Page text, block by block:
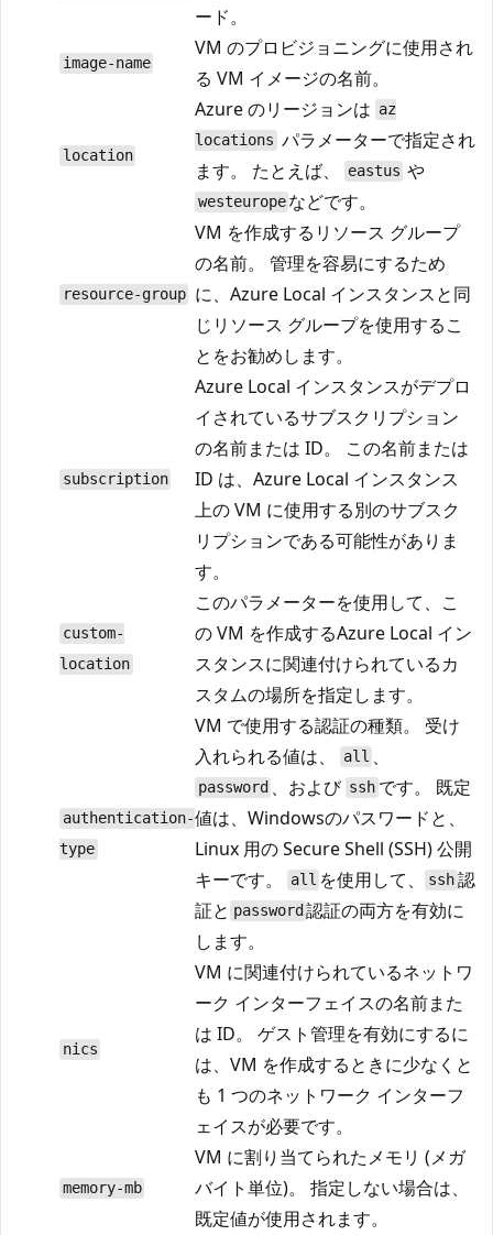
ード。
image-name
VM のプロビジョニングに使用され
る VM イメージの名前。
location
Azure のリージョンは az
locations パラメーターで指定され
ます。 たとえば、
eastus や
westeurope などです。
resource-group
VM を作成するリソース グループ
の名前。 管理を容易にするため
に、Azure Local インスタンスと同
じリソース グループを使用するこ
とをお勧めします。
subscription
Azure Local インスタンスがデプロ
イされているサブスクリプション
の名前または ID。 この名前または
ID は、Azure Local インスタンス
上の VM に使用する別のサブスク
リプションである可能性がありま
す。
custom-
location
このパラメーターを使用して、こ
の VM を作成するAzure Local イン
スタンスに関連付けられているカ
スタムの場所を指定します。
authentication-
type
VM で使用する認証の種類。 受け
入れられる値は、
all 、
password 、および sshです。 既定
値は、Windowsのパスワードと、
Linux 用の Secure Shell (SSH) 公開
キーです。
all を使用して、 ssh認
証と password 認証の両方を有効に
します。
nics
VM に関連付けられているネットワ
ーク インターフェイスの名前また
は ID。 ゲスト管理を有効にするに
は、VM を作成するときに少なくと
も 1 つのネットワーク インターフ
ェイスが必要です。
memory-mb
VM に割り当てられたメモリ (メガ
バイト単位)。 指定しない場合は、
既定値が使用されます。